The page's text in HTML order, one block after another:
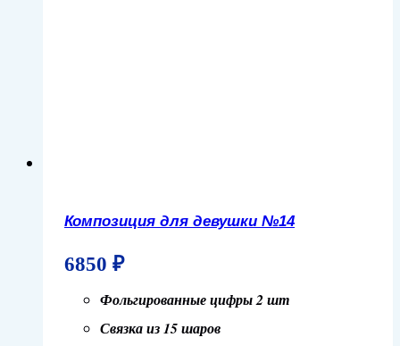
Композиция для девушки №14
6850 ₽
Фольгированные цифры 2 шт
Связка из 15 шаров